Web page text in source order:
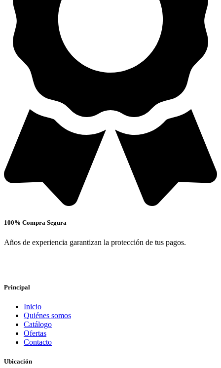
100% Compra Segura
Años de experiencia garantizan la protección de tus pagos.
Principal
Inicio
Quiénes somos
Catálogo
Ofertas
Contacto
Ubicación